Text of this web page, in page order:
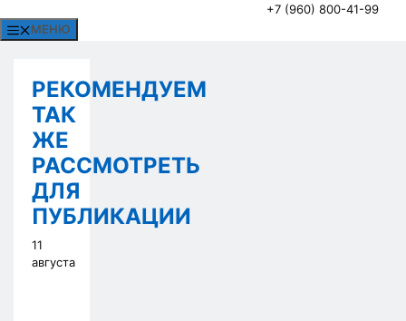
+7 (960) 800-41-99
МЕНЮ
РЕКОМЕНДУЕМ
ТАК
ЖЕ
РАССМОТРЕТЬ
ДЛЯ
ПУБЛИКАЦИИ
11
августа